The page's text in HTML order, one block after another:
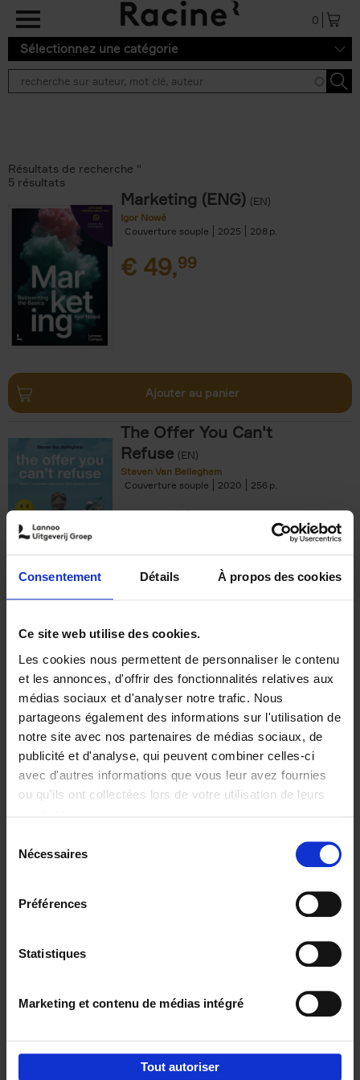
Consentement Détails À propos des cookies
Ce site web utilise des cookies.
Les cookies nous permettent de personnaliser le contenu
et les annonces, d'offrir des fonctionnalités relatives aux
médias sociaux et d'analyser notre trafic. Nous
partageons également des informations sur l'utilisation de
notre site avec nos partenaires de médias sociaux, de
publicité et d'analyse, qui peuvent combiner celles-ci
avec d'autres informations que vous leur avez fournies
ou qu'ils ont collectées lors de votre utilisation de leurs
Nécessaires
Préférences
Statistiques
Marketing et contenu de médias intégré
Tout autoriser
Aller au contenu principal
0
Sélectionnez une catégorie
Résultats de recherche ''
5 résultats
Marketing (ENG) (EN)
Igor Nowé
Couverture souple
2025 208
€ 49,99
Ajouter au panier
The Offer You Can't
Refuse (EN)
Steven Van Belleghem
Couverture souple
2020 256
€37,50
Building Bonds = Building
Business
Jochen Roef Jozefien De Feyter
Carolien Boom
Couverture souple
2025 200
€29,99
Digital marketing like a PRO -
completely revised edition (EN)